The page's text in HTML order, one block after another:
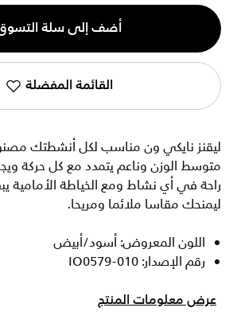
الكمية
1
أضف إلى سلة
القائمة المفضلة
ليقنز نايكي ون مناسب لكل أنشطتك
متوسط الوزن وناعم يتمدد مع كل حركة
راحة في أي نشاط ومع الخياطة الأمامية
ليمنحك مقاسا ملائما ومريحا.
اللون المعروض: أسود/أبيض
رقم الإصدار: IO0579-010
عرض معلومات المنتج